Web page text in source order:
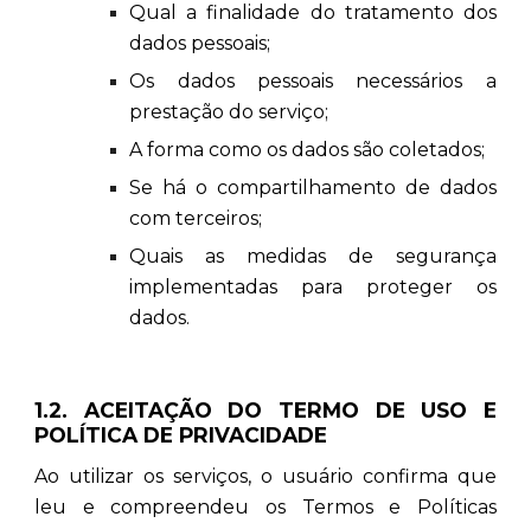
Qual a finalidade do tratamento dos
dados pessoais;
Os dados pessoais necessários a
prestação do serviço;
A forma como os dados são coletados;
Se há o compartilhamento de dados
com terceiros;
Quais as medidas de segurança
implementadas para proteger os
dados.
1.2. ACEITAÇÃO DO TERMO DE USO E
POLÍTICA DE PRIVACIDADE
Ao utilizar os serviços, o usuário confirma que
leu e compreendeu os Termos e Políticas